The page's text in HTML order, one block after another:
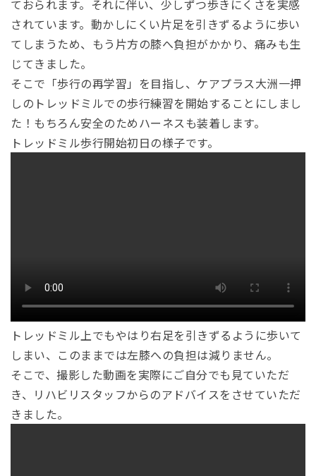
ておられます。それに伴い、少しずつ歩きにくさを実感
されています。動かしにくい片足を引きずるように歩い
てしまうため、もう片方の膝へ負担がかかり、痛みも生
じてきました。
そこで「歩行の再学習」を目指し、ケアプラス大洲一押
しのトレッドミルでの歩行練習を開始することにしまし
た！もちろん安全のためハーネスも装着します。
トレッドミル歩行開始初日の様子です。
トレッドミル上でもやはり右足を引きずるように歩いて
しまい、このままでは左膝への負担は減りません。
そこで、撮影した動画を実際にご自分でも見ていただ
き、リハビリスタッフからのアドバイスをさせていただ
きました。